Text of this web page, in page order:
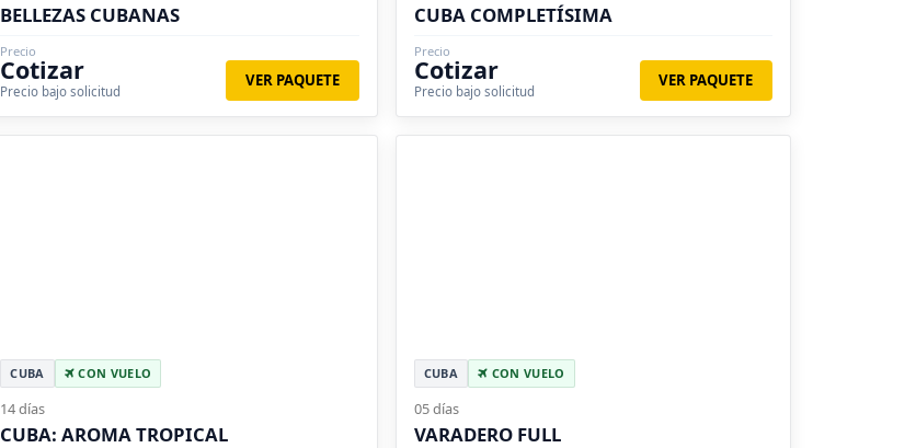
BELLEZAS CUBANAS
Precio
Cotizar
Precio bajo solicitud
VER PAQUETE
CUBA COMPLETÍSIMA
Precio
Cotizar
Precio bajo solicitud
VER PAQUETE
CUBA CON VUELO
14 días
CUBA: AROMA TROPICAL
CUBA CON VUELO
05 días
VARADERO FULL